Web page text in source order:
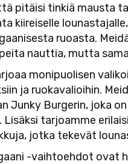
pitäisi tinkiä mausta
kiireiselle
ruoasta.
nauttia, mutta
monipuolisen
ja ruokavalioihin.
Junky Burgerin, joka
Lisäksi tarjoamme
jotka tekevät
-vaihtoehdot ovat